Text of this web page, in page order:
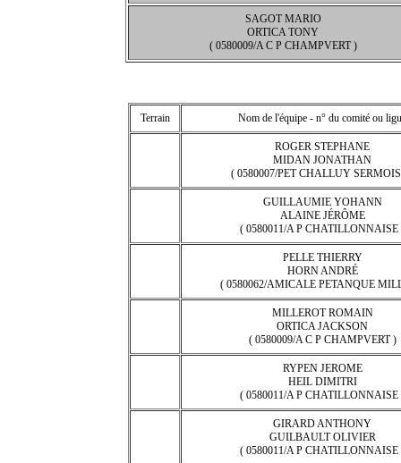
SAGOT MARIO
ORTICA TONY
( 0580009/A C P CHAMPVERT )
Terrain Nom de l'équipe - n° du comité ou
ROGER STEPHANE
MIDAN JONATHAN
( 0580007/PET CHALLUY
GUILLAUMIE YOHANN
ALAINE JÉRÔME
( 0580011/A P CHATILLONNAISE
PELLE THIERRY
HORN ANDRÉ
( 0580062/AMICALE PETANQUE
MILLEROT ROMAIN
ORTICA JACKSON
( 0580009/A C P CHAMPVERT )
RYPEN JEROME
HEIL DIMITRI
( 0580011/A P CHATILLONNAISE
GIRARD ANTHONY
GUILBAULT OLIVIER
( 0580011/A P CHATILLONNAISE